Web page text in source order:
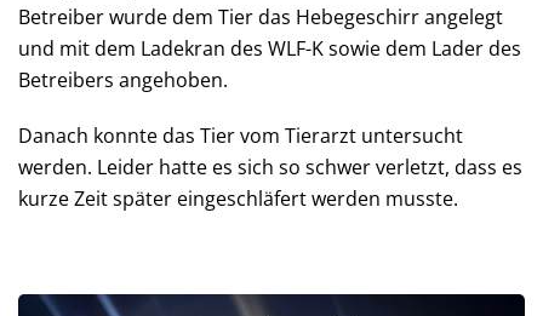
Betreiber wurde dem Tier das Hebegeschirr angelegt
und mit dem Ladekran des WLF-K sowie dem Lader des
Betreibers angehoben.
Danach konnte das Tier vom Tierarzt untersucht
werden. Leider hatte es sich so schwer verletzt, dass es
kurze Zeit später eingeschläfert werden musste.